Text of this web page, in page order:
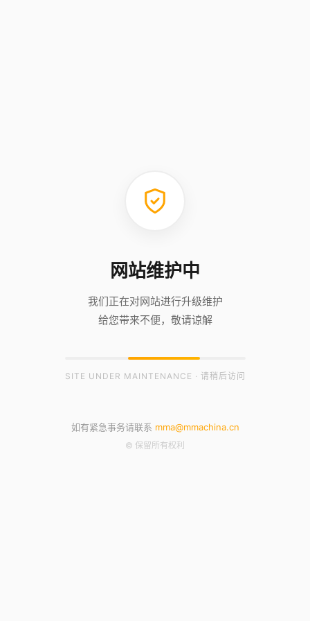
网站维护中
我们正在对网站进行升级维护
给您带来不便，敬请谅解
SITE UNDER MAINTENANCE · 请稍后访问
如有紧急事务请联系 mma@mmachina.cn
© 保留所有权利